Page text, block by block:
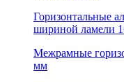
Горизонтальные
шириной ламели
Межрамные
мм